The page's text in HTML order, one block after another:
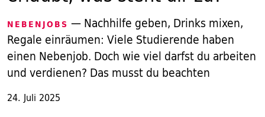
NEBENJOBS — Nachhilfe geben, Drinks mixen,
Regale einräumen: Viele Studierende haben
einen Nebenjob. Doch wie viel darfst du arbeiten
und verdienen? Das musst du beachten
24. Juli 2025